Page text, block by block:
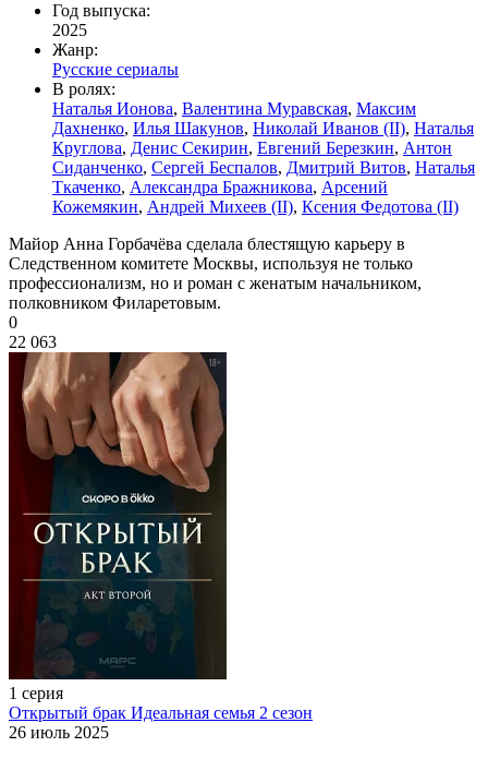
Год выпуска:
2025
Жанр:
Русские сериалы
В ролях:
Наталья Ионова, Валентина Муравская, Максим
Дахненко, Илья Шакунов, Николай Иванов (II), Наталья
Круглова, Денис Секирин, Евгений Березкин, Антон
Сиданченко, Сергей Беспалов, Дмитрий Витов, Наталья
Ткаченко, Александра Бражникова, Арсений
Кожемякин, Андрей Михеев (II), Ксения Федотова (II)
Майор Анна Горбачёва сделала блестящую карьеру в
Следственном комитете Москвы, используя не только
профессионализм, но и роман с женатым начальником,
полковником Филаретовым.
0
22 063
1 серия
Открытый брак Идеальная семья 2 сезон
26 июль 2025